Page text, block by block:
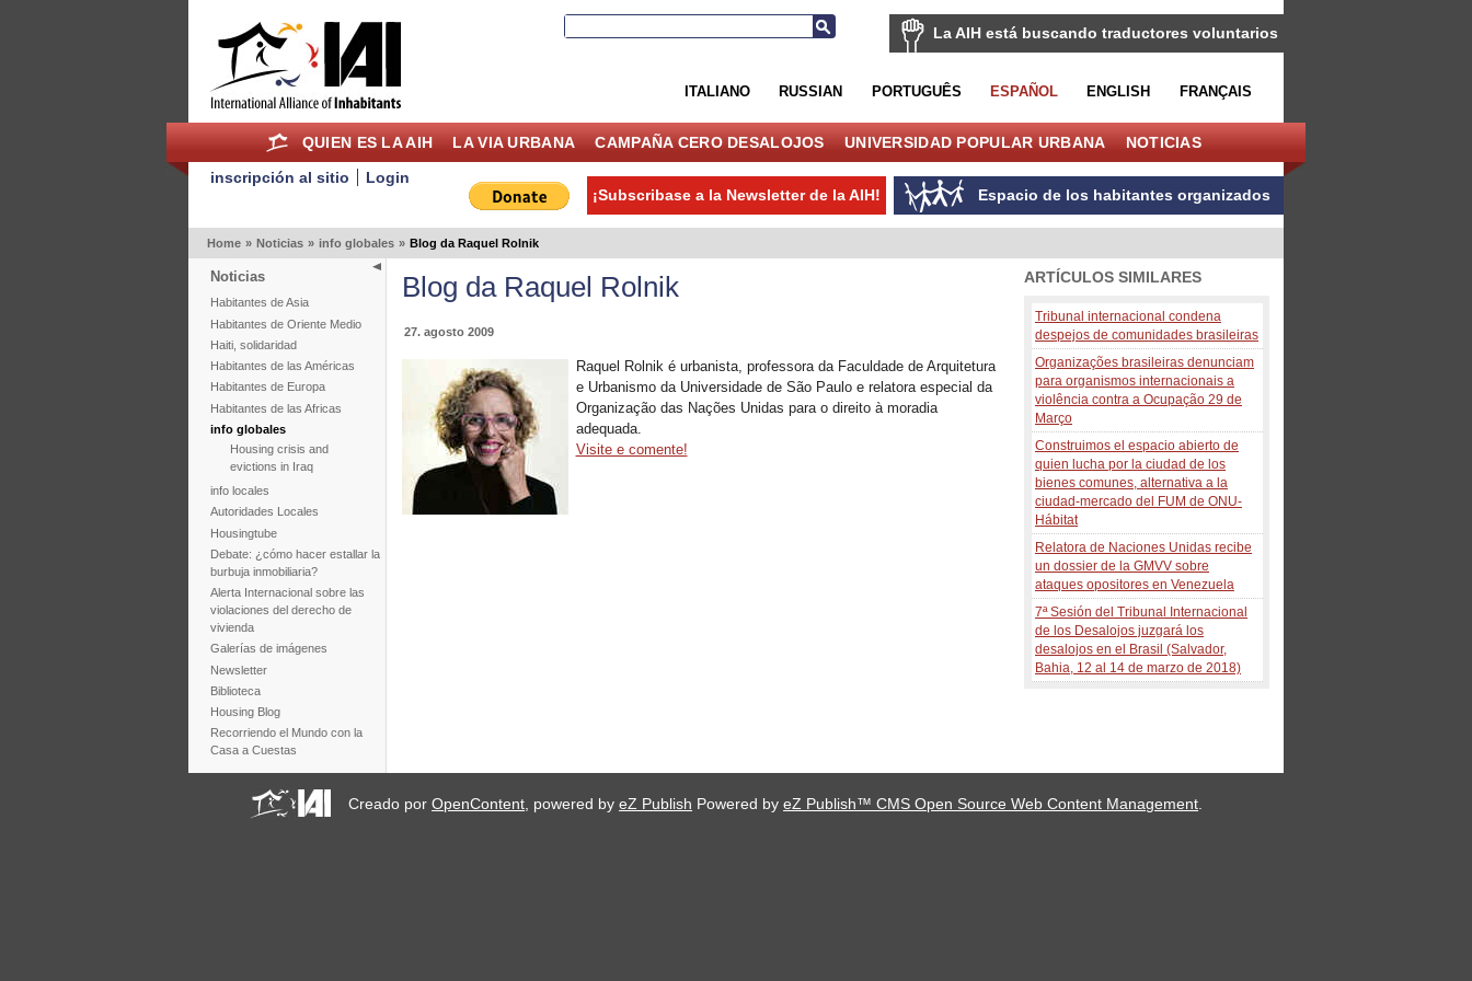
La AIH está buscando traductores voluntarios
ITALIANO RUSSIAN PORTUGUÊS ESPAÑOL ENGLISH FRANÇAIS
QUIEN ES LA AIH LA VIA URBANA CAMPAÑA CERO DESALOJOS UNIVERSIDAD POPULAR URBANA NOTICIAS
inscripción al sitio
Login
Espacio de los habitantes organizados
¡Subscribase a la Newsletter de la AIH!
Home » Noticias » info globales » Blog da Raquel Rolnik
Noticias
Habitantes de Asia
Habitantes de Oriente Medio
Haiti, solidaridad
Habitantes de las Américas
Habitantes de Europa
Habitantes de las Africas
info globales
Housing crisis and
evictions in Iraq
info locales
Autoridades Locales
Housingtube
Debate: ¿cómo hacer estallar la
burbuja inmobiliaria?
Alerta Internacional sobre las
violaciones del derecho de
vivienda
Galerías de imágenes
Newsletter
Biblioteca
Housing Blog
Recorriendo el Mundo con la
Casa a Cuestas
Blog da Raquel Rolnik
27. agosto 2009
Raquel Rolnik é urbanista, professora da Faculdade de Arquitetura
e Urbanismo da Universidade de São Paulo e relatora especial da
Organização das Nações Unidas para o direito à moradia
adequada.
Visite e comente!
ARTÍCULOS SIMILARES
Tribunal internacional condena
despejos de comunidades brasileiras
Organizações brasileiras denunciam
para organismos internacionais a
violência contra a Ocupação 29 de
Março
Construimos el espacio abierto de
quien lucha por la ciudad de los
bienes comunes, alternativa a la
ciudad-mercado del FUM de ONU-
Hábitat
Relatora de Naciones Unidas recibe
un dossier de la GMVV sobre
ataques opositores en Venezuela
7ª Sesión del Tribunal Internacional
de los Desalojos juzgará los
desalojos en el Brasil (Salvador,
Bahia, 12 al 14 de marzo de 2018)
Creado porOpenContent, powered byeZ Publish Powered byeZ Publish™ CMS Open Source Web Content Management.